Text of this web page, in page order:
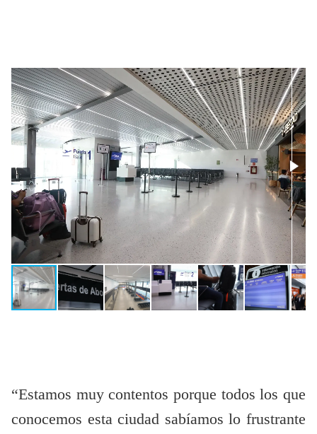
“Estamos muy contentos porque todos los que
conocemos esta ciudad sabíamos lo frustrante